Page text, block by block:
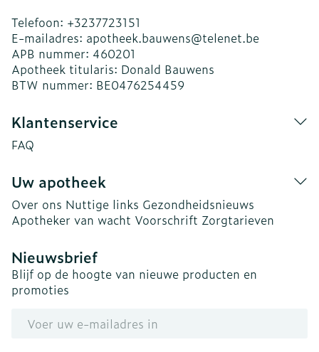
Telefoon: +3237723151
E-mailadres: apotheek.bauwens@telenet.be
APB nummer: 460201
Apotheek titularis: Donald Bauwens
BTW nummer: BE0476254459
Klantenservice
FAQ
Uw apotheek
Over ons Nuttige links Gezondheidsnieuws
Apotheker van wacht Voorschrift Zorgtarieven
Nieuwsbrief
Blijf op de hoogte van nieuwe producten en
promoties